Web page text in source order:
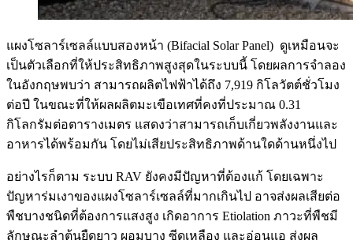
แผงโซลาร์เซลล์แบบสองหน้า (Bifacial Solar Panel) ดูเหมือนจะ
เป็นตัวเลือกที่ให้ประสิทธิภาพสูงสุดในระบบนี้ โดยผลการจำลอง
ในอังกฤษพบว่า สามารถผลิตไฟฟ้าได้ถึง 7,919 กิโลวัตต์ชั่วโมง
ต่อปี ในขณะที่ให้ผลผลิตมะเขือเทศที่คงที่ประมาณ 0.31
กิโลกรัมต่อตารางเมตร แสดงว่าสามารถเก็บเกี่ยวพลังงานและ
อาหารได้พร้อมกัน โดยไม่เสียประสิทธิภาพด้านใดด้านหนึ่งไป
อย่างไรก็ตาม ระบบ RAV ยังคงมีปัญหาที่ต้องแก้ โดยเฉพาะ
ปัญหาร่มเงาของแผงโซลาร์เซลล์ที่มากเกินไป อาจส่งผลเสียต่อ
พืชบางชนิดที่ต้องการแสงสูง เกิดอาการ Etiolation ภาวะที่พืชมี
ลักษณะลำต้นยืดยาว ผอมบาง ซีดเหลือง และอ่อนแอ ส่งผล